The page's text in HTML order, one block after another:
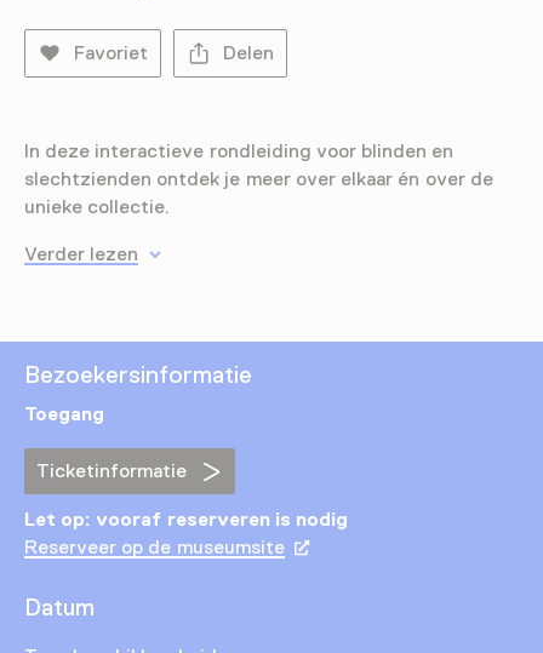
Favoriet Delen
In deze interactieve rondleiding voor blinden en
slechtzienden ontdek je meer over elkaar én over de
unieke collectie.
Verder lezen
Bezoekersinformatie
Toegang
Ticketinformatie
Let op: vooraf reserveren is nodig
Reserveer op de museumsite
Datum